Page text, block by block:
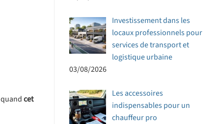
quandcet
Investissement dans les
locaux professionnels pour
services de transport et
logistique urbaine
03/08/2026
Les accessoires
indispensables pour un
chauffeur pro